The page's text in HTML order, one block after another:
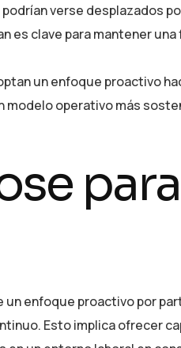
verse desplazados
es clave para mantener
un enfoque proactivo
modelo operativo más
enfoque proactivo por
Esto implica ofrecer